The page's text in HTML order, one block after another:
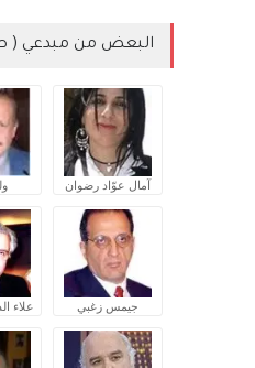
البعض من مبدعي (
آمال عوّاد رضوان
جيمس زغبي علاء